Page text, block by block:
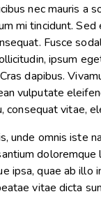
nec mauris a
mi tincidunt. Sed
Fusce
ipsum
dapibus.
vulputate
consequat vitae,
unde omnis iste
doloremque
ipsa, quae ab
vitae dicta